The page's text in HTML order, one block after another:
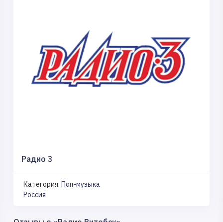
Радио 3
Категория: Поп-музыка
Россия